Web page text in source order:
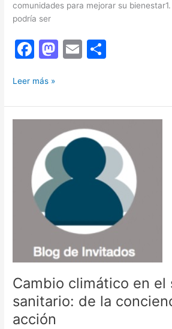
comunidades para mejorar su
podría ser
F
c
e
b
o
o
k
M
o
d
o
n
E
l
p
ar
tir
La
clave
para
orientación
comunitaria
atención
primaria
Leer más »
Cambio climático en el
sanitario: de la
acción